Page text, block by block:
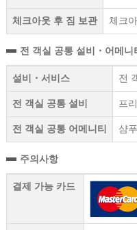
체크아웃 후 짐 보관 체크
전 객실 공통 설비・어메니
설비・서비스 전
전 객실 공통 설비 프
전 객실 공통 어메니티 샴
주의사항
결제 가능 카드